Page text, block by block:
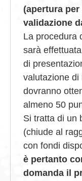
(apertura
validazione
La procedura
sarà
di
valutazione di
dovranno
almeno 50
Si tratta di un
(chiude al
con fondi
è pertanto
domanda il